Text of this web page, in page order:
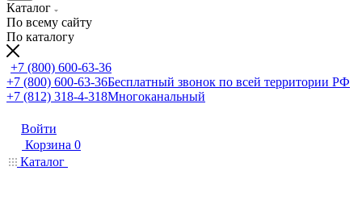
Каталог
По всему сайту
По каталогу
+7 (800) 600-63-36
+7 (800) 600-63-36Бесплатный звонок по всей территории РФ
+7 (812) 318-4-318Многоканальный
Войти
Корзина 0
Каталог